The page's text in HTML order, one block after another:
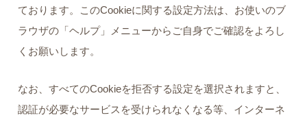
ております。このCookieに関する設定方法は、お使いのブ
ラウザの「ヘルプ」メニューからご自身でご確認をよろし
くお願いします。
なお、すべてのCookieを拒否する設定を選択されますと、
認証が必要なサービスを受けられなくなる等、インターネ